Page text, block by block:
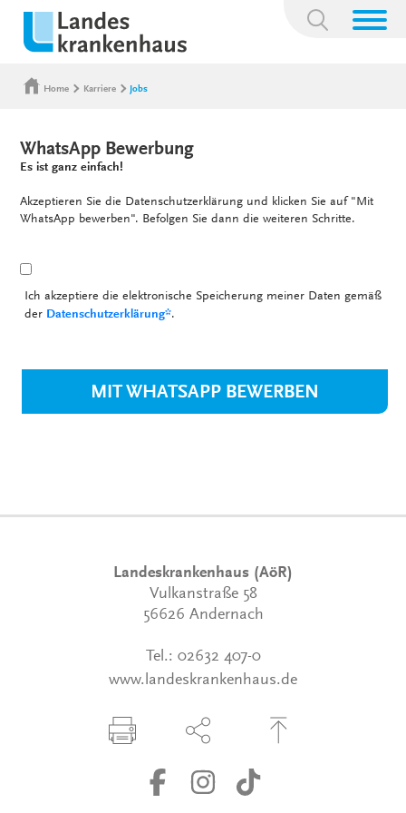
Suchbegriff:
Home Karriere Jobs
WhatsApp Bewerbung
Es ist ganz einfach!
Akzeptieren Sie die Datenschutzerklärung und klicken Sie auf "Mit
WhatsApp bewerben". Befolgen Sie dann die weiteren Schritte.
Ich akzeptiere die elektronische Speicherung meiner Daten gemäß
der Datenschutzerklärung*.
MIT WHATSAPP BEWERBEN
Landeskrankenhaus (AöR)
Vulkanstraße 58
56626 Andernach
Tel.: 02632 407-0
www.landeskrankenhaus.de